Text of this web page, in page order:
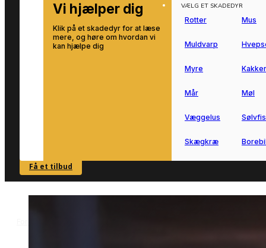
Vi hjælper dig
Klik på et skadedyr for at læse
mere, og høre om hvordan vi
kan hjælpe dig
SE OVERSIGT
VÆLG ET SKADEDYR
Rotter Mus
Muldvarp
Myre
Mår Møl
Væggelus
Skægkræ
Få et tilbud